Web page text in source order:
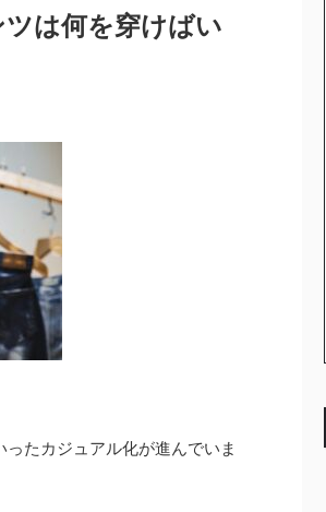
は何を穿けばい
たカジュアル化が進んでいま